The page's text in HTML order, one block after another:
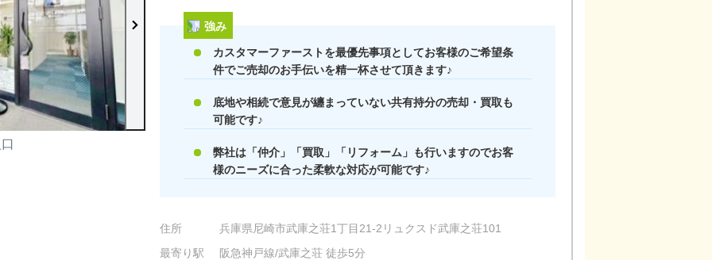
店内の様子
強み
カスタマーファーストを最優先事項としてお客様のご希望条
件でご売却のお手伝いを精一杯させて頂きます♪
底地や相続で意見が纏まっていない共有持分の売却・買取も
可能です♪
弊社は「仲介」「買取」「リフォーム」も行いますのでお客
様のニーズに合った柔軟な対応が可能です♪
住所
兵庫県尼崎市武庫之荘1丁目21‐2リュクスド武庫之荘101
最寄り駅
阪急神戸線/武庫之荘 徒歩5分